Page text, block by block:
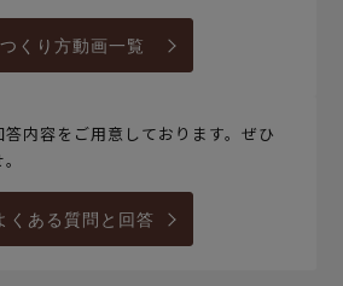
つくり方動画一覧
内容をご用意しております。ぜひ
くある質問と回答